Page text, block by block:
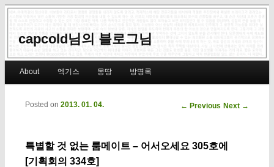
capcold님의 블로그님
Skip to primary content
Skip to secondary content
About 엑기스 몽땅 방명록
Post navigation
← Previous Next →
특별할 것 없는 룸메이트 – 어서오세요 305호에
[기획회의 334호]
Posted on 2013. 01. 04.